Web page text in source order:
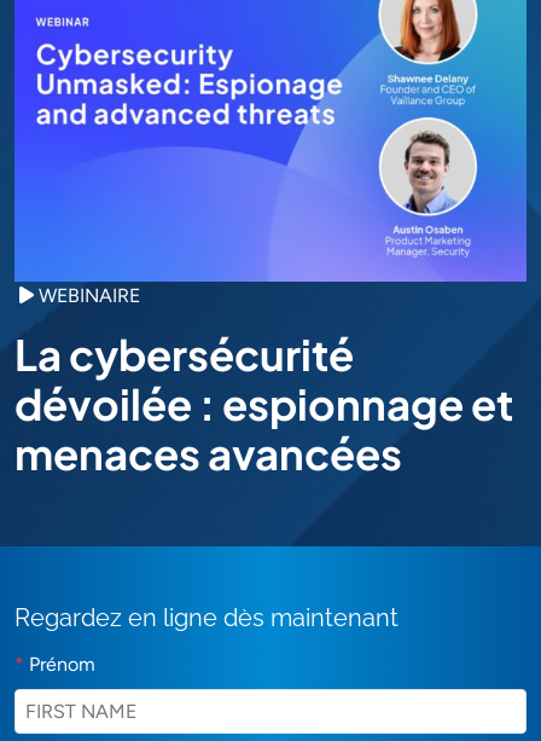
WEBINAIRE
La cybersécurité
dévoilée : espionnage et
menaces avancées
Regardez en ligne dès maintenant
* Prénom